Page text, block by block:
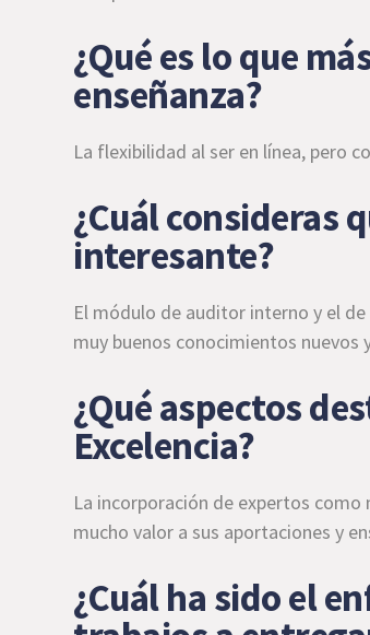
¿Qué es lo que
enseñanza?
La flexibilidad al ser en línea, pero
¿Cuál consideras
interesante?
El módulo de auditor interno y el
muy buenos conocimientos nuevos
¿Qué aspectos
Excelencia?
La incorporación de expertos
mucho valor a sus aportaciones y
¿Cuál ha sido el